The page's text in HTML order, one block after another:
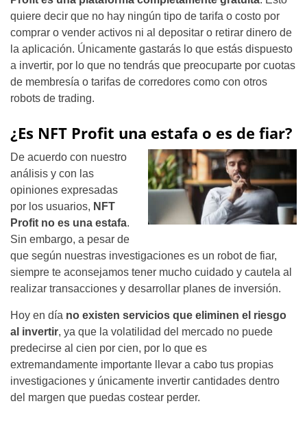
quiere decir que no hay ningún tipo de tarifa o costo por
comprar o vender activos ni al depositar o retirar dinero de
la aplicación. Únicamente gastarás lo que estás dispuesto
a invertir, por lo que no tendrás que preocuparte por cuotas
de membresía o tarifas de corredores como con otros
robots de trading.
¿Es NFT Profit una estafa o es de fiar?
De acuerdo con nuestro
análisis y con las
opiniones expresadas
por los usuarios, NFT
Profit no es una estafa.
Sin embargo, a pesar de
que según nuestras investigaciones es un robot de fiar,
siempre te aconsejamos tener mucho cuidado y cautela al
realizar transacciones y desarrollar planes de inversión.
Hoy en día no existen servicios que eliminen el riesgo
al invertir, ya que la volatilidad del mercado no puede
predecirse al cien por cien, por lo que es
extremandamente importante llevar a cabo tus propias
investigaciones y únicamente invertir cantidades dentro
del margen que puedas costear perder.